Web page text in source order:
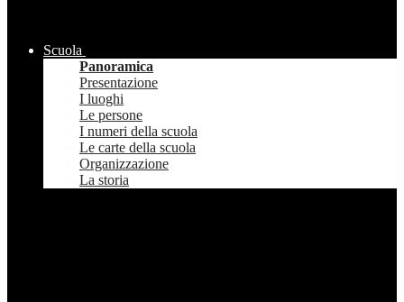
Scuola
Panoramica
Presentazione
I luoghi
Le persone
I numeri della scuola
Le carte della scuola
Organizzazione
La storia